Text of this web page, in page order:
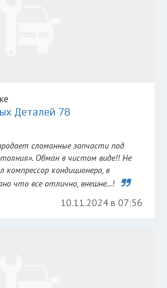
Деталей 78
сломанные запчасти под
Обман в чистом виде!! Не
компрессор кондиционера, в
что все отлично, внешне...!
10.11.2024 в 07:56